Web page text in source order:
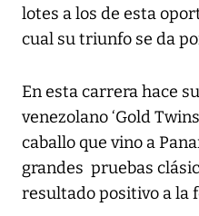
lotes a los de esta
cual su triunfo se da
En esta carrera hace
venezolano ‘Gold
caballo que vino a
grandes pruebas
resultado positivo a la